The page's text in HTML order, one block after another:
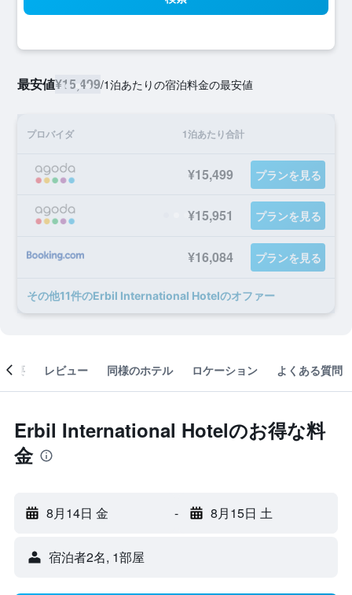
最安値¥15,499/1泊あたりの宿泊料金の最安値
プロバイダ 1泊あたり合計
¥15,499 プランを見る
¥15,951 プランを見る
¥16,084 プランを見る
​その他11​件のErbil International Hotelのオファー
概要 レビュー 同様のホテル ロケーション よくある質問
Erbil International Hotelのお得な料
金
8月14日 金 - 8月15日 土
宿泊者2名, 1​部屋